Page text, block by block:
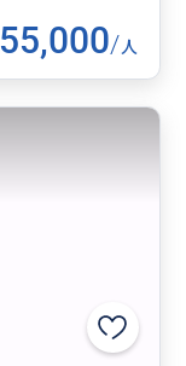
55,000/人